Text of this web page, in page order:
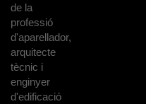
de la
professió
d'aparellador,
arquitecte
tècnic i
enginyer
d'edificació